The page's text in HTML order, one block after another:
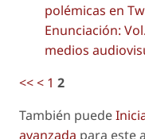
polémicas en
Enunciación:
medios
<<< 1 2
También puede
avanzada para este